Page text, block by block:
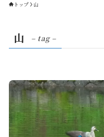
トップ 山
山 – tag –